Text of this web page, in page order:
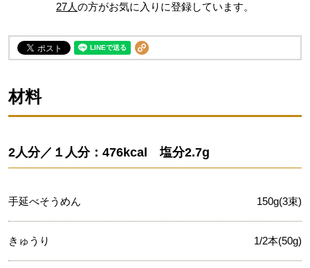
27人の方がお気に入りに登録しています。
材料
2人分／１人分：476kcal 塩分2.7g
手延べそうめん 150g(3束)
きゅうり 1/2本(50g)